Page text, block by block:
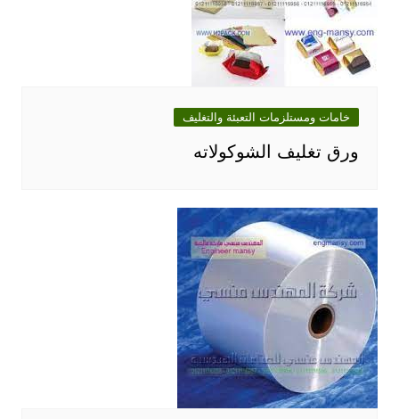
خامات ومستلزمات التعبئة والتغليف
ورق تغليف الشوكولاته